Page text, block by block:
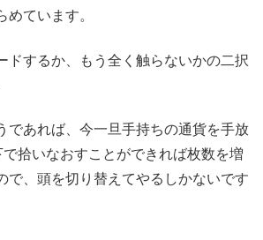
めています。
ドするか、もう全く触らないかの二択
であれば、今一旦手持ちの通貨を手放
で拾いなおすことができれば枚数を増
で、頭を切り替えてやるしかないです